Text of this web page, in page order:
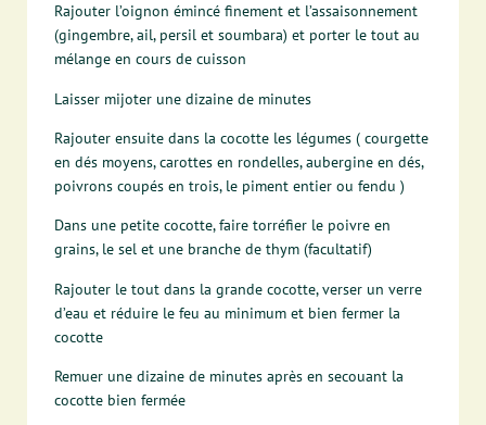
Rajouter l’oignon émincé finement et l’assaisonnement
(gingembre, ail, persil et soumbara) et porter le tout au
mélange en cours de cuisson
Laisser mijoter une dizaine de minutes
Rajouter ensuite dans la cocotte les légumes ( courgette
en dés moyens, carottes en rondelles, aubergine en dés,
poivrons coupés en trois, le piment entier ou fendu )
Dans une petite cocotte, faire torréfier le poivre en
grains, le sel et une branche de thym (facultatif)
Rajouter le tout dans la grande cocotte, verser un verre
d’eau et réduire le feu au minimum et bien fermer la
cocotte
Remuer une dizaine de minutes après en secouant la
cocotte bien fermée